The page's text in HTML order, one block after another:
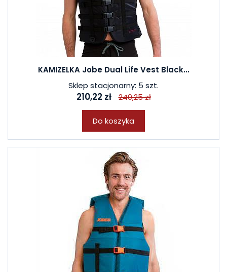
KAMIZELKA Jobe Dual Life Vest Black...
Sklep stacjonarny: 5 szt.
210,22 zł 240,25 zł
Do koszyka